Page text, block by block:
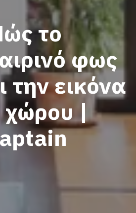
το
φως
την εικόνα
χώρου |